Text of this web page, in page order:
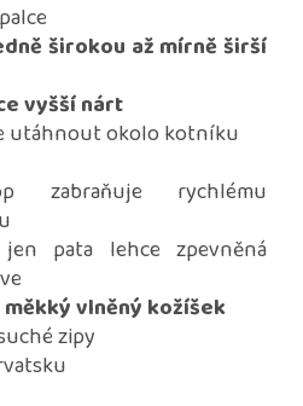
širokou až mírně širší
vyšší nárt
utáhnout okolo kotníku
zabraňuje rychlému
pata lehce zpevněná
vlněný kožíšek
zipy